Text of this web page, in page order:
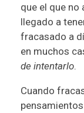
que el que no
llegado a
fracasado a
en muchos
de intentarlo.
Cuando